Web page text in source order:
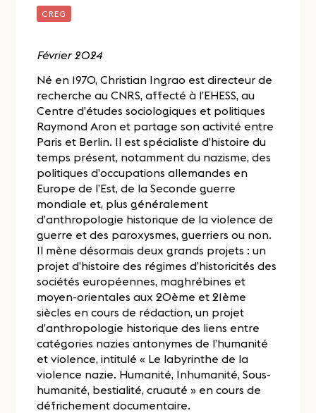
CREG
Février 2024
Né en 1970, Christian Ingrao est directeur de
recherche au CNRS, affecté à l’EHESS, au
Centre d’études sociologiques et politiques
Raymond Aron et partage son activité entre
Paris et Berlin. Il est spécialiste d’histoire du
temps présent, notamment du nazisme, des
politiques d’occupations allemandes en
Europe de l’Est, de la Seconde guerre
mondiale et, plus généralement
d’anthropologie historique de la violence de
guerre et des paroxysmes, guerriers ou non.
Il mène désormais deux grands projets : un
projet d’histoire des régimes d’historicités des
sociétés européennes, maghrébines et
moyen-orientales aux 20ème et 21ème
siècles en cours de rédaction, un projet
d’anthropologie historique des liens entre
catégories nazies antonymes de l’humanité
et violence, intitulé « Le labyrinthe de la
violence nazie. Humanité, Inhumanité, Sous-
humanité, bestialité, cruauté » en cours de
défrichement documentaire.